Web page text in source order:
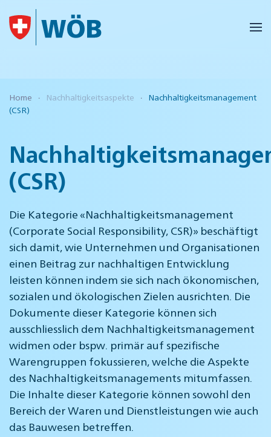
Skip to main content
Home Nachhaltigkeitsaspekte
Nachhaltigkeitsmanagement
(CSR)
(CSR)
Die Kategorie «Nachhaltigkeitsmanagement
(Corporate Social Responsibility, CSR)» beschäftigt
sich damit, wie Unternehmen und Organisationen
einen Beitrag zur nachhaltigen Entwicklung
leisten können indem sie sich nach ökonomischen,
sozialen und ökologischen Zielen ausrichten. Die
Dokumente dieser Kategorie können sich
ausschliesslich dem Nachhaltigkeitsmanagement
widmen oder bspw. primär auf spezifische
Warengruppen fokussieren, welche die Aspekte
des Nachhaltigkeitsmanagements mitumfassen.
Die Inhalte dieser Kategorie können sowohl den
Bereich der Waren und Dienstleistungen wie auch
das Bauwesen betreffen.